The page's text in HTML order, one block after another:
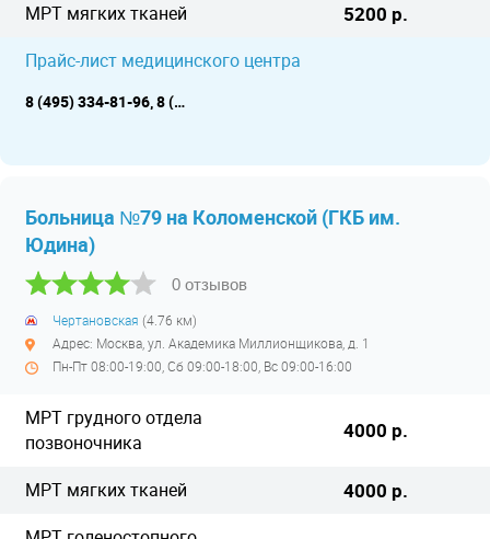
МРТ мягких тканей 5200 р.
Прайс-лист медицинского центра
8 (495) 334-81-96, 8 (495) 333-92-50
Больница №79 на Коломенской (ГКБ им.
Юдина)
0 отзывов
Чертановская (4.76 км)
Адрес: Москва, ул. Академика Миллионщикова, д. 1
Пн-Пт 08:00-19:00, Сб 09:00-18:00, Вс 09:00-16:00
МРТ грудного отдела
позвоночника
4000 р.
МРТ мягких тканей 4000 р.